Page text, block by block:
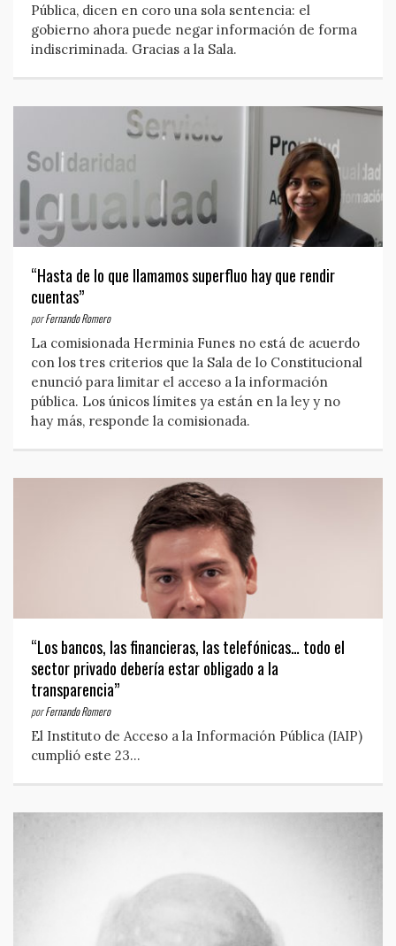
Pública, dicen en coro una sola sentencia: el
gobierno ahora puede negar información de forma
indiscriminada. Gracias a la Sala.
“Hasta de lo que llamamos superfluo hay que rendir
cuentas”
porFernando Romero
La comisionada Herminia Funes no está de acuerdo
con los tres criterios que la Sala de lo Constitucional
enunció para limitar el acceso a la información
pública. Los únicos límites ya están en la ley y no
hay más, responde la comisionada.
“Los bancos, las financieras, las telefónicas… todo el
sector privado debería estar obligado a la
transparencia”
porFernando Romero
El Instituto de Acceso a la Información Pública (IAIP)
cumplió este 23…